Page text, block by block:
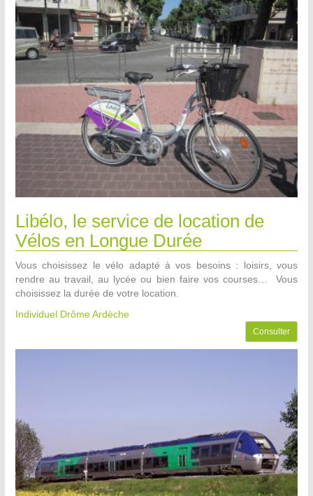
Libélo, le service de location de
Vélos en Longue Durée
Vous choisissez le vélo adapté à vos besoins : loisirs, vous
rendre au travail, au lycée ou bien faire vos courses… Vous
choisissez la durée de votre location.
Individuel Drôme Ardèche
Consulter